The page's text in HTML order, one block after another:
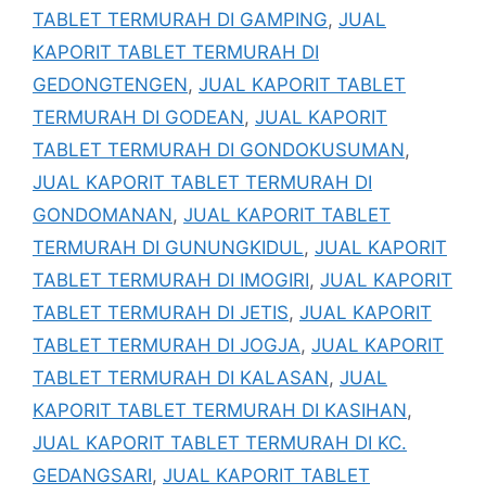
TABLET TERMURAH DI GAMPING, JUAL
KAPORIT TABLET TERMURAH DI
GEDONGTENGEN, JUAL KAPORIT TABLET
TERMURAH DI GODEAN, JUAL KAPORIT
TABLET TERMURAH DI GONDOKUSUMAN,
JUAL KAPORIT TABLET TERMURAH DI
GONDOMANAN, JUAL KAPORIT TABLET
TERMURAH DI GUNUNGKIDUL, JUAL KAPORIT
TABLET TERMURAH DI IMOGIRI, JUAL KAPORIT
TABLET TERMURAH DI JETIS, JUAL KAPORIT
TABLET TERMURAH DI JOGJA, JUAL KAPORIT
TABLET TERMURAH DI KALASAN, JUAL
KAPORIT TABLET TERMURAH DI KASIHAN,
JUAL KAPORIT TABLET TERMURAH DI KC.
GEDANGSARI, JUAL KAPORIT TABLET